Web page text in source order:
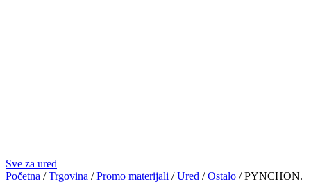
Sve za ured
Početna /Trgovina /Promo materijali /Ured /Ostalo / PYNCHON.